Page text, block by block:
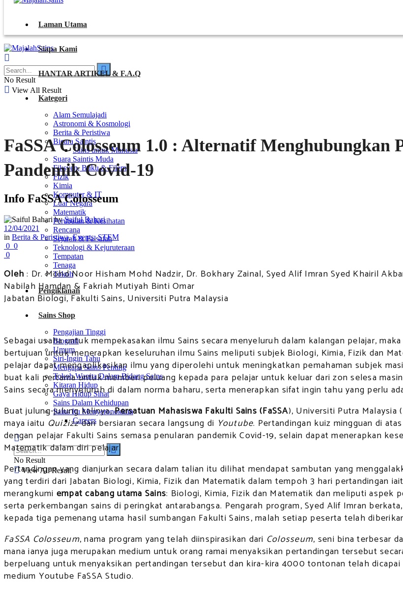
Laman Utama
Siapa Kami
HANTAR ARTIKEL & F.A.Q
Kategori
Alam Semulajadi
Astronomi & Kosmologi
Berita & Peristiwa
Bicara Saintis
Sains untuk Manusia
Suara Saintis Muda
Fiksyen, Buku & Filem
Fizik
Kimia
Komputer & IT
Luar Negara
Matematik
Perubatan & Kesihatan
Rencana
Sejarah & Falsafah
Teknologi & Kejuruteraan
Tempatan
Tenaga
Tokoh
Pengiklanan
Sains Shop
Pengajian Tinggi
Biografi
Umum
Siri-Ingin Tahu
Mengapa Sains Penting
Tokoh Wanita Dalam Bidang Sains
Kitaran Hidup
Gaya Hidup Sihat
Sains Dalam Kehidupan
Sains Itu Menyeronokkan
Careers
No Result
View All Result
No Result
View All Result
FaSSA Colosseum 1.0 : Alternatif Menghubungkan
Pandemik Covid-19
Info FaSSA Colosseum
by Saiful Bahari
12/04/2021
in Berita & Peristiwa,Events,STEM
0 0
0
Oleh : Dr. Mohd Noor Hisham Mohd Nadzir, Dr. Bokhary Zainal, Syed Alif Imran Syed Khairil
Nabilah Hamdan & Fakriah Mutiyah Binti Omar
Jabatan Biologi, Fakulti Sains, Universiti Putra Malaysia
Sebagai usaha untuk mempekasakan ilmu Sains secara menyeluruh dalam kalangan pelajar,
bertujuan untuk menerapkan keseluruhan ilmu Sains meliputi subjek Biologi, Kimia, Fizik dan
pelajar dapat mengaplikasikan ilmu yang diperolehi untuk meningkatkan pemahaman subjek
buat kali pertama untuk memberi peluang kepada para pelajar untuk keluar dari zon selesa
Sains secara menyeluruh di dalam norma baharu, serta menerapkan sifat ingin tahu yang perlu
Buat julung-julung kalinya,Persatuan Mahasiswa Fakulti Sains (FaSSA), Universiti Putra Malaysia
maya iaitu Quizizzdan bersiaran secara langsung di Youtube. Pertandingan kuiz mingguan di
dengan pelajar Fakulti Sains semasa penularan pandemik Covid-19, selain dapat menerapkan
Matematik dalam diri pelajar.
Pertandingan yang dianjurkan secara dalam talian itu dilihat mendapat sambutan yang
yang terdiri dari Jabatan Biologi, Kimia, Fizik dan Matematik dalam tempoh 3 hari pertandingan
merangkumi empat cabang utama Sains: Biologi, Kimia, Fizik dan Matematik dan meliputi aspek
serta perkembangan sains di peringkat antarabangsa. Pengarah program, Syed Alif Imran
kepada tiga pemenang utama hasil sumbangan Fakulti Sains, malah setiap peserta telah
FaSSA Colosseum, nama program yang telah diinspirasikan dari Colosseum, seni bina terbesar
mana ianya juga merupakan medium untuk orang ramai menyaksikan pertandingan tersebut
berpeluang untuk menyaksikan pertandingan tersebut dan kira-kira 4000 tontonan telah
medium Youtube FaSSA Studio.